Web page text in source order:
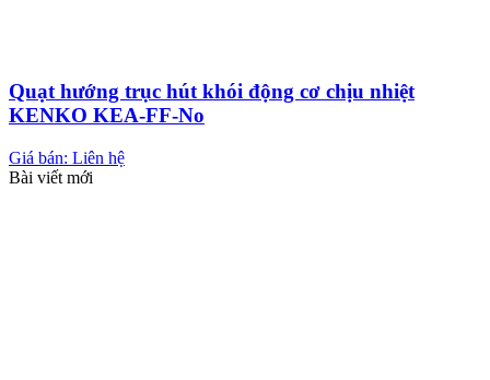
Quạt hướng trục hút khói động cơ chịu nhiệt
KENKO KEA-FF-No
Giá bán: Liên hệ
Bài viết mới